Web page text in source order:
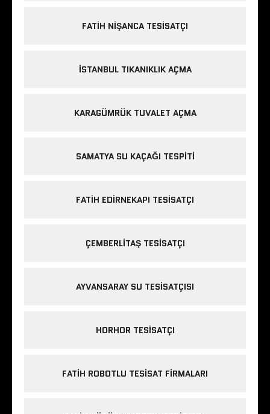
FATIH NIŞANCA TESISATÇI
ISTANBUL TIKANIKLIK AÇMA
KARAGÜMRÜK TUVALET AÇMA
SAMATYA SU KAÇAĞI TESPITI
FATIH EDIRNEKAPI TESISATÇI
ÇEMBERLITAŞ TESISATÇI
AYVANSARAY SU TESISATÇISI
HORHOR TESISATÇI
FATIH ROBOTLU TESISAT FIRMALARI